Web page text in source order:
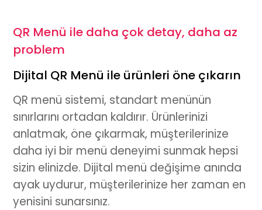
QR Menü ile daha çok detay, daha az
problem
Dijital QR Menü ile ürünleri öne çıkarın
QR menü sistemi, standart menünün
sınırlarını ortadan kaldırır. Ürünlerinizi
anlatmak, öne çıkarmak, müşterilerinize
daha iyi bir menü deneyimi sunmak hepsi
sizin elinizde. Dijital menü değişime anında
ayak uydurur, müşterilerinize her zaman en
yenisini sunarsınız.